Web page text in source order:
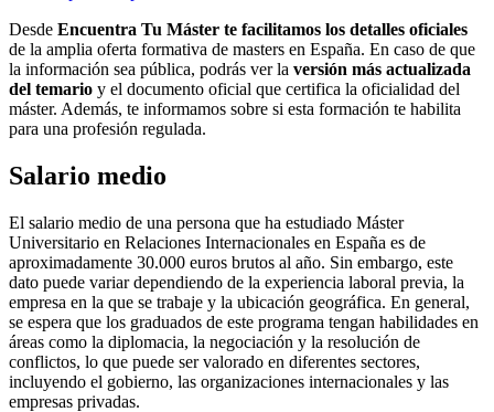
Desde Encuentra Tu Máster te facilitamos los detalles oficiales
de la amplia oferta formativa de masters en España. En caso de que
la información sea pública, podrás ver la versión más actualizada
del temario y el documento oficial que certifica la oficialidad del
máster. Además, te informamos sobre si esta formación te habilita
para una profesión regulada.
Salario medio
El salario medio de una persona que ha estudiado Máster
Universitario en Relaciones Internacionales en España es de
aproximadamente 30.000 euros brutos al año. Sin embargo, este
dato puede variar dependiendo de la experiencia laboral previa, la
empresa en la que se trabaje y la ubicación geográfica. En general,
se espera que los graduados de este programa tengan habilidades en
áreas como la diplomacia, la negociación y la resolución de
conflictos, lo que puede ser valorado en diferentes sectores,
incluyendo el gobierno, las organizaciones internacionales y las
empresas privadas.